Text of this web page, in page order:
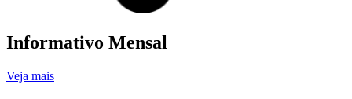
Informativo Mensal
Veja mais